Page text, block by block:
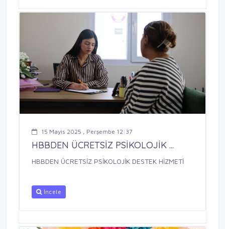
15 Mayıs 2025 , Perşembe 12:37
HBBDEN ÜCRETSİZ PSİKOLOJİK ...
HBBDEN ÜCRETSİZ PSİKOLOJİK DESTEK HİZMETİ
İncele